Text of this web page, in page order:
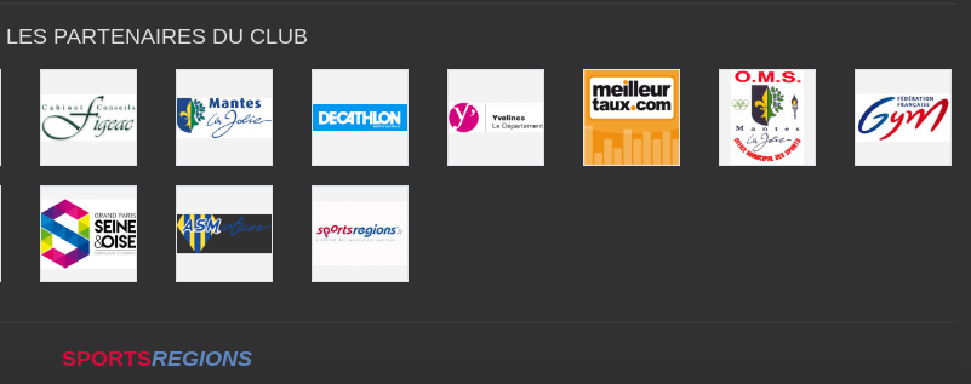
LES PARTENAIRES DU CLUB
SPORTSREGIONS